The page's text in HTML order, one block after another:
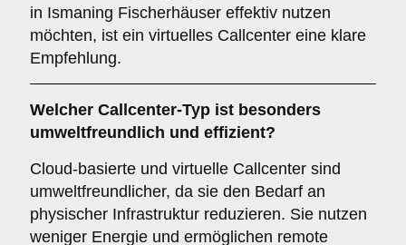
in Ismaning Fischerhäuser effektiv nutzen
möchten, ist ein virtuelles Callcenter eine klare
Empfehlung.
Welcher Callcenter-Typ ist besonders
umweltfreundlich und effizient?
Cloud-basierte und virtuelle Callcenter sind
umweltfreundlicher, da sie den Bedarf an
physischer Infrastruktur reduzieren. Sie nutzen
weniger Energie und ermöglichen remote